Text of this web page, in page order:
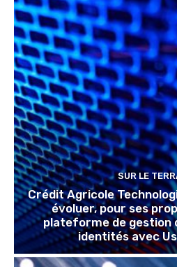
SUR LE
Crédit Agricole
évoluer, pour ses
plateforme de gestion
identités avec